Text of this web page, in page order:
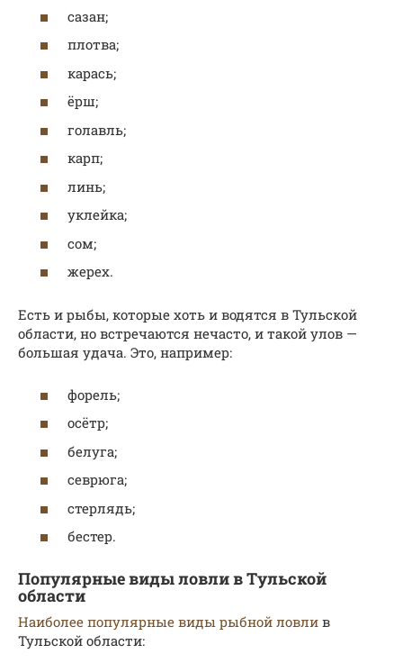
сазан;
плотва;
карась;
ёрш;
голавль;
карп;
линь;
уклейка;
сом;
жерех.
Есть и рыбы, которые хоть и водятся в Тульской
области, но встречаются нечасто, и такой улов —
большая удача. Это, например:
форель;
осётр;
белуга;
севрюга;
стерлядь;
бестер.
Популярные виды ловли в Тульской
области
Наиболее популярные виды рыбной ловли в
Тульской области: